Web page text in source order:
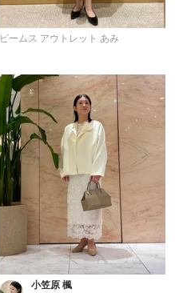
ビームス アウトレット あみ
小笠原 楓